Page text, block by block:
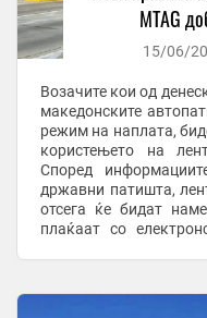
МTAG
15/06/
Возачите кои од
македонските
режим на наплата,
користењето на
Според
државни патишта,
отсега ќе бидат
плаќаат со